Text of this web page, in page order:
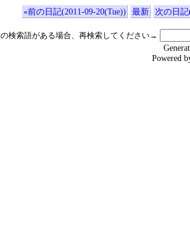
«前の日記(2011-09-20(Tue)) 最新 次の日
検索語がある場合、再検索してください→
Powered